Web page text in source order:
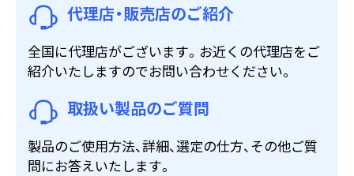
代理店・販売店のご紹介
全国に代理店がございます。お近くの代理店をご
紹介いたしますのでお問い合わせください。
取扱い製品のご質問
製品のご使用方法、詳細、選定の仕方、その他ご質
問にお答えいたします。